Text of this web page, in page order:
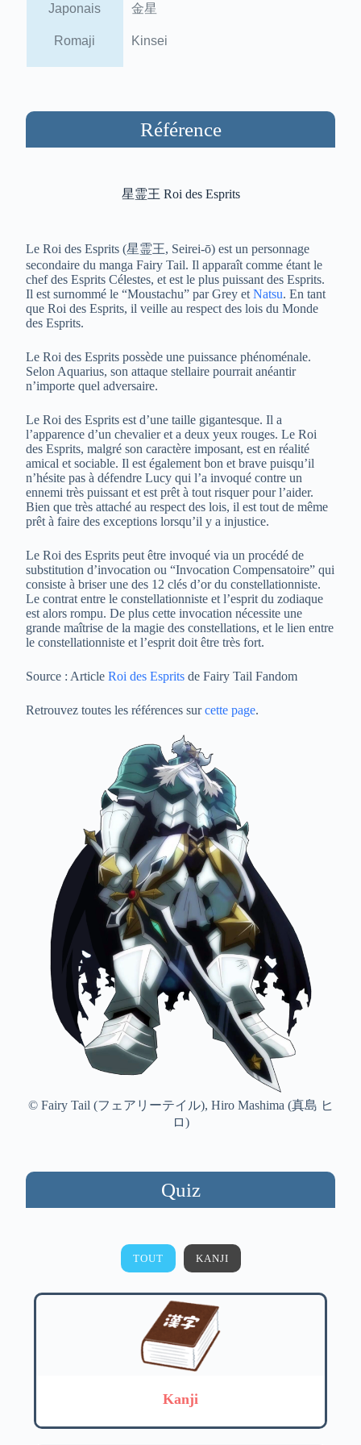
Japonais 金星
Romaji Kinsei
Référence
星霊王 Roi des Esprits
Le Roi des Esprits (星霊王, Seirei-ō) est un personnage
secondaire du manga Fairy Tail. Il apparaît comme étant le
chef des Esprits Célestes, et est le plus puissant des Esprits.
Il est surnommé le “Moustachu” par Grey etNatsu. En tant
que Roi des Esprits, il veille au respect des lois du Monde
des Esprits.
Le Roi des Esprits possède une puissance phénoménale.
Selon Aquarius, son attaque stellaire pourrait anéantir
n’importe quel adversaire.
Le Roi des Esprits est d’une taille gigantesque. Il a
l’apparence d’un chevalier et a deux yeux rouges. Le Roi
des Esprits, malgré son caractère imposant, est en réalité
amical et sociable. Il est également bon et brave puisqu’il
n’hésite pas à défendre Lucy qui l’a invoqué contre un
ennemi très puissant et est prêt à tout risquer pour l’aider.
Bien que très attaché au respect des lois, il est tout de même
prêt à faire des exceptions lorsqu’il y a injustice.
Le Roi des Esprits peut être invoqué via un procédé de
substitution d’invocation ou “Invocation Compensatoire” qui
consiste à briser une des 12 clés d’or du constellationniste.
Le contrat entre le constellationniste et l’esprit du zodiaque
est alors rompu. De plus cette invocation nécessite une
grande maîtrise de la magie des constellations, et le lien entre
le constellationniste et l’esprit doit être très fort.
Source : ArticleRoi des Esprits de Fairy Tail Fandom
Retrouvez toutes les références surcette page.
© Fairy Tail (フェアリーテイル), Hiro Mashima (真島 ヒ
ロ)
Quiz
TOUT KANJI
Kanji